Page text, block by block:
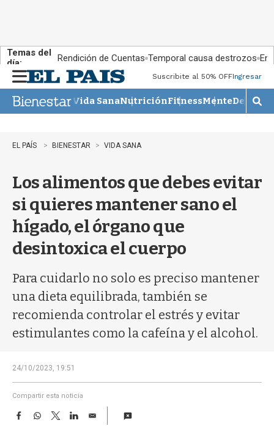
Temas del
día:
Rendición de Cuentas Temporal causa destrozos En
n
u
Suscribite al 50% OFFIngresar
Vida SanaNutriciónFitnessMente
M
o
r
b
a
EL PAÍS BIENESTAR VIDA SANA
Los alimentos que debes evitar
si quieres mantener sano el
hígado, el órgano que
desintoxica el cuerpo
Para cuidarlo no solo es preciso mantener
una dieta equilibrada, también se
recomienda controlar el estrés y evitar
estimulantes como la cafeína y el alcohol.
24/10/2023, 19:51
Compartir esta noticia
F
W
T
w
L
E